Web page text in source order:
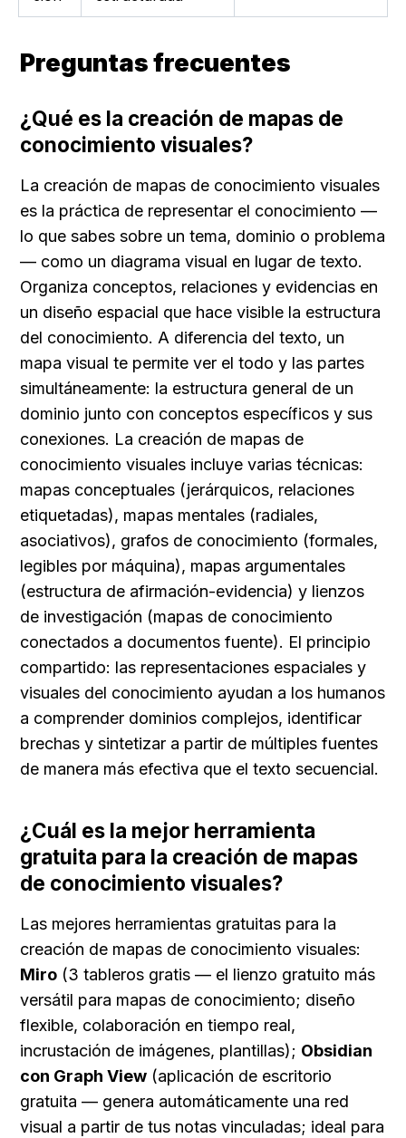
Preguntas frecuentes
¿Qué es la creación de mapas de
conocimiento visuales?
La creación de mapas de conocimiento visuales
es la práctica de representar el conocimiento —
lo que sabes sobre un tema, dominio o problema
— como un diagrama visual en lugar de texto.
Organiza conceptos, relaciones y evidencias en
un diseño espacial que hace visible la estructura
del conocimiento. A diferencia del texto, un
mapa visual te permite ver el todo y las partes
simultáneamente: la estructura general de un
dominio junto con conceptos específicos y sus
conexiones. La creación de mapas de
conocimiento visuales incluye varias técnicas:
mapas conceptuales (jerárquicos, relaciones
etiquetadas), mapas mentales (radiales,
asociativos), grafos de conocimiento (formales,
legibles por máquina), mapas argumentales
(estructura de afirmación-evidencia) y lienzos
de investigación (mapas de conocimiento
conectados a documentos fuente). El principio
compartido: las representaciones espaciales y
visuales del conocimiento ayudan a los humanos
a comprender dominios complejos, identificar
brechas y sintetizar a partir de múltiples fuentes
de manera más efectiva que el texto secuencial.
¿Cuál es la mejor herramienta
gratuita para la creación de mapas
de conocimiento visuales?
Las mejores herramientas gratuitas para la
Miro (3 tableros gratis — el lienzo gratuito más
versátil para mapas de conocimiento; diseño
flexible, colaboración en tiempo real,
incrustación de imágenes, plantillas); Obsidian
con Graph View (aplicación de escritorio
gratuita — genera automáticamente una red
visual a partir de tus notas vinculadas; ideal para